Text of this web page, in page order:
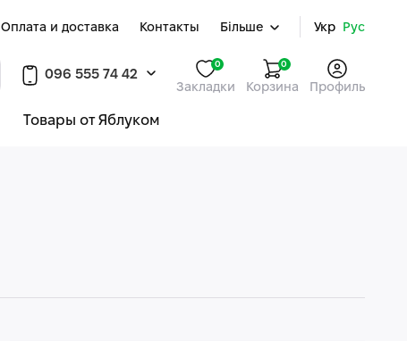
Оплата и доставка Контакты Більше Укр Рус
096 555 74 42
Закладки
0 0
Корзина Профиль
Товары от Яблуком